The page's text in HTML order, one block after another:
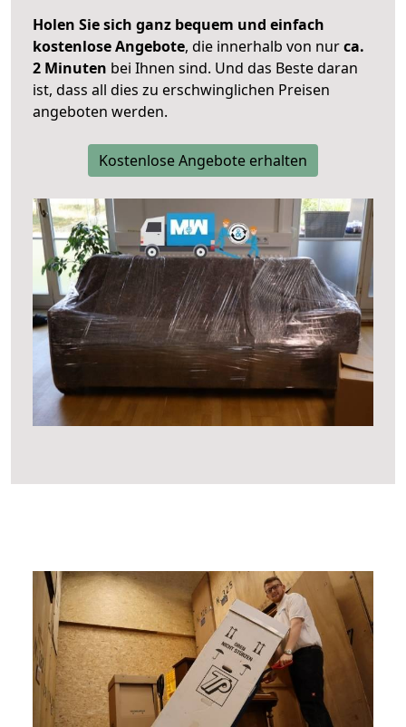
Holen Sie sich ganz bequem und einfach
kostenlose Angebote, die innerhalb von nurca.
2 Minuten bei Ihnen sind. Und das Beste daran
ist, dass all dies zu erschwinglichen Preisen
angeboten werden.
Kostenlose Angebote erhalten